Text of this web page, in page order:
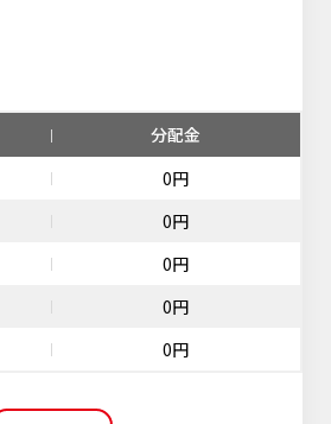
分配金
0円
0円
0円
0円
0円